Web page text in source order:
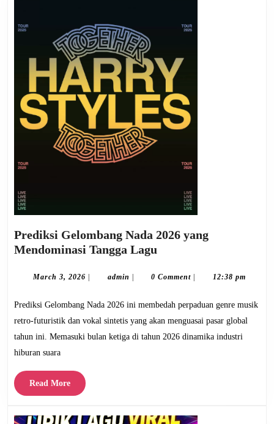
Prediksi Gelombang Nada 2026 yang
Mendominasi Tangga Lagu
Nada
yang
Mendominasi
Tangga
March 3, 2026 Marchadmin admin 0 Comment 12:38 pm
Prediksi Gelombang Nada 2026 ini membedah perpaduan genre musik
retro-futuristik dan vokal sintetis yang akan menguasai pasar global
tahun ini. Memasuki bulan ketiga di tahun 2026 dinamika industri
hiburan suara
Read MoreRead
More